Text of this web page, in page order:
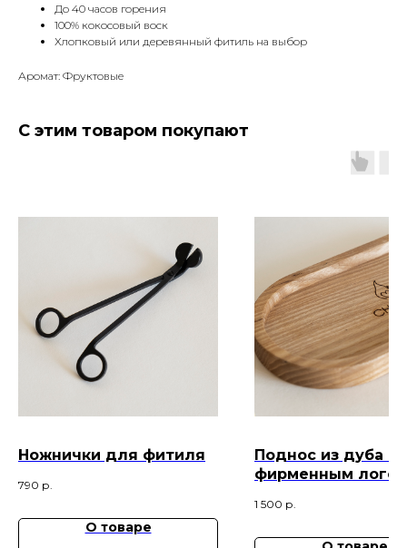
До 40 часов горения
100% кокосовый воск
Хлопковый или деревянный фитиль на выбор
Аромат: Фруктовые
С этим товаром покупают
Ножнички для фитиля
790 р.
О товаре
Поднос из дуба с
фирменным лого
1 500 р.